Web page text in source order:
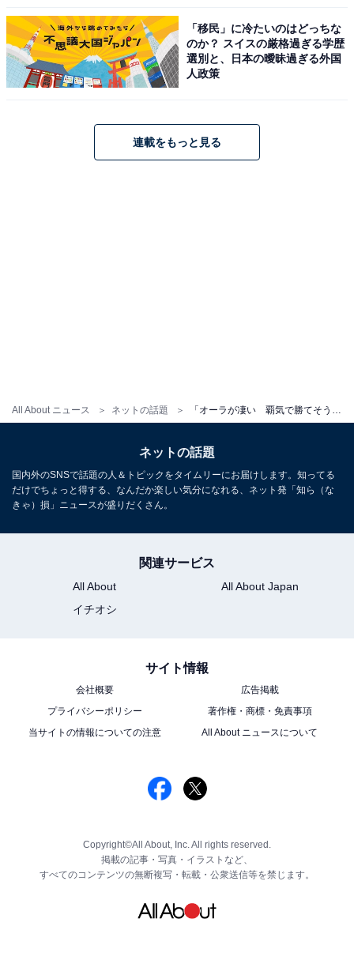
All About ニュース ネットの話題
「移民」に冷たいのはどっちな
のか？ スイスの厳格過ぎる学歴
選別と、日本の曖昧過ぎる外国
人政策
連載をもっと見る
ネットの話題
国内外のSNSで話題の人＆トピックをタイムリーにお届けします。知ってる
だけでちょっと得する、なんだか楽しい気分になれる、ネット発「知ら（な
きゃ）損」ニュースが盛りだくさん。
関連サービス
All About
All About Japan
イチオシ
サイト情報
会社概要
広告掲載
プライバシーポリシー
著作権・商標・免責事項
当サイトの情報についての注意
All About ニュースについて
Copyright©All About, Inc. All rights reserved.
掲載の記事・写真・イラストなど、
すべてのコンテンツの無断複写・転載・公衆送信等を禁じます。